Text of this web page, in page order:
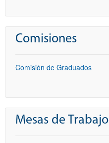
Comisiones
Comisión de Graduados
Mesas de Trabajo